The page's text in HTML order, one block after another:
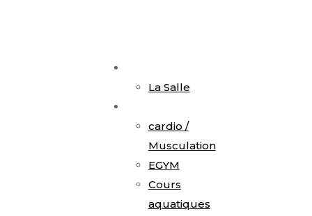
La Salle
cardio /
Musculation
EGYM
Cours
aquatiques